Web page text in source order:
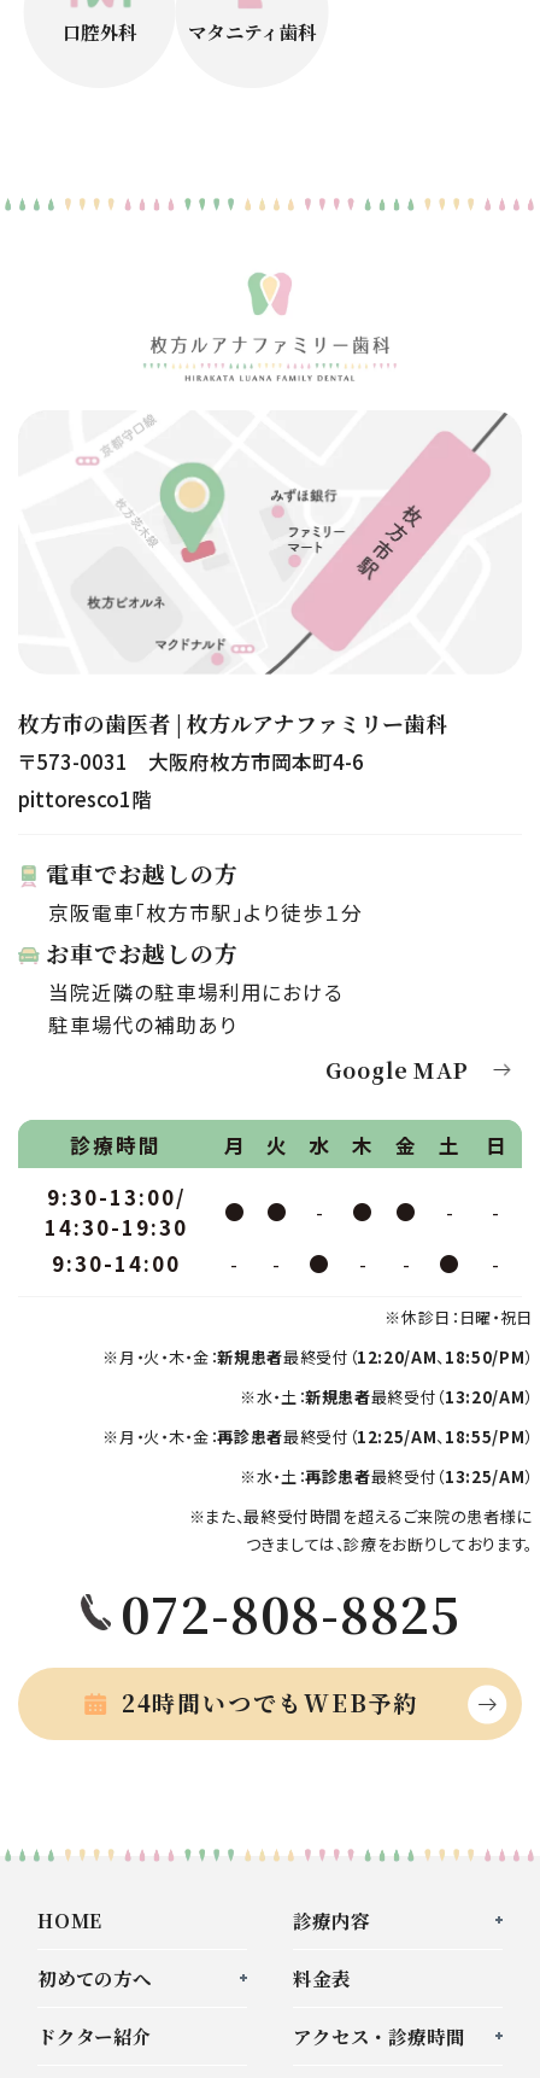
口腔外科 マタニティ歯科
枚方市の歯医者 | 枚方ルアナファミリー歯科
〒573-0031 大阪府枚方市岡本町4-6
pittoresco1階
電車でお越しの方
京阪電車「枚方市駅」より徒歩１分
お車でお越しの方
当院近隣の駐車場利用における
駐車場代の補助あり
Google MAP
診療時間 月 火 水 木 金 土
日
9:30-13:00/
14:30-19:30
● ● - ● ● -
-
9:30-14:00
- - ● - - ● -
※休診日：日曜・祝日
※月・火・木・金：新規患者最終受付（12:20/AM、 18:50/PM）
※水・土：新規患者最終受付（13:20/AM）
※月・火・木・金：再診患者最終受付（12:25/AM、 18:55/PM）
※水・土：再診患者最終受付（13:25/AM）
※また、最終受付時間を超えるご来院の患者様に
つきましては、診療をお断りしております。
072-808-8825
24時間いつでもWEB予約
HOME
初めての方へ
ドクター紹介
診療内容
料金表
アクセス・診療時間